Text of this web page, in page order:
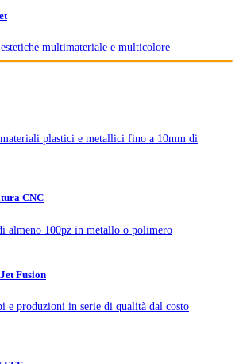
multimateriale e multicolore
plastici e metallici fino a 10mm di
CNC
almeno 100pz in metallo o polimero
Fusion
e produzioni in serie di qualità dal costo